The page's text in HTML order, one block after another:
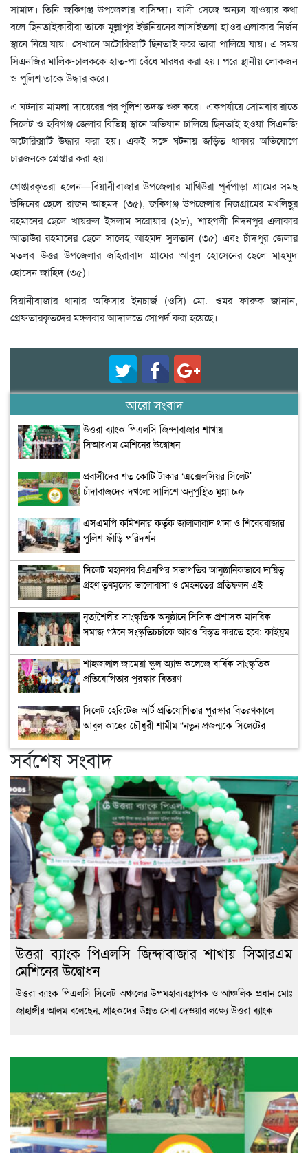
সামাদ। তিনি জকিগঞ্জ উপজেলার বাসিন্দা। যাত্রী সেজে অন্যত্র যাওয়ার কথা
বলে ছিনতাইকারীরা তাকে মুল্লাপুর ইউনিয়নের লাসাইতলা হাওর এলাকার নির্জন
স্থানে নিয়ে যায়। সেখানে অটোরিক্সাটি ছিনতাই করে তারা পালিয়ে যায়। এ সময়
সিএনজির মালিক-চালককে হাত-পা বেঁধে মারধর করা হয়। পরে স্থানীয় লোকজন
ও পুলিশ তাকে উদ্ধার করে।
এ ঘটনায় মামলা দায়েরের পর পুলিশ তদন্ত শুরু করে। একপর্যায়ে সোমবার রাতে
সিলেট ও হবিগঞ্জ জেলার বিভিন্ন স্থানে অভিযান চালিয়ে ছিনতাই হওয়া সিএনজি
অটোরিক্সাটি উদ্ধার করা হয়। একই সঙ্গে ঘটনায় জড়িত থাকার অভিযোগে
চারজনকে গ্রেপ্তার করা হয়।
গ্রেপ্তারকৃতরা হলেন—বিয়ানীবাজার উপজেলার মাথিউরা পূর্বপাড়া গ্রামের সমছ
উদ্দিনের ছেলে রাজন আহমদ (৩৫), জকিগঞ্জ উপজেলার নিজগ্রামের মখলিছুর
রহমানের ছেলে খায়রুল ইসলাম সরোয়ার (২৮), শাহগলী নিদনপুর এলাকার
আতাউর রহমানের ছেলে সালেহ আহমদ সুলতান (৩৫) এবং চাঁদপুর জেলার
মতলব উত্তর উপজেলার জহিরাবাদ গ্রামের আবুল হোসেনের ছেলে মাহমুদ
হোসেন জাহিদ (৩৫)।
বিয়ানীবাজার থানার অফিসার ইনচার্জ (ওসি) মো. ওমর ফারুক জানান,
গ্রেফতারকৃতদের মঙ্গলবার আদালতে সোপর্দ করা হয়েছে।
আরো সংবাদ
উত্তরা ব্যাংক পিএলসি জিন্দাবাজার শাখায়
সিআরএম মেশিনের উদ্বোধন
প্রবাসীদের শত কোটি টাকার ‘এক্সেলসিয়র সিলেট’
চাঁদাবাজদের দখলে: সালিশে অনুপুস্থিত মুন্না চক্র
এসএমপি কমিশনার কর্তৃক জালালাবাদ থানা ও শিবেরবাজার
পুলিশ ফাঁড়ি পরিদর্শন
সিলেট মহানগর বিএনপির সভাপতির আনুষ্ঠানিকভাবে দায়িত্ব
গ্রহণ তৃণমূলের ভালোবাসা ও মেহনতের প্রতিফলন এই
নৃত্যশৈলীর সাংস্কৃতিক অনুষ্ঠানে সিসিক প্রশাসক মানবিক
সমাজ গঠনে সংস্কৃতিচর্চাকে আরও বিস্তৃত করতে হবে: কাইয়ুম
শাহজালাল জামেয়া স্কুল অ্যান্ড কলেজে বার্ষিক সাংস্কৃতিক
প্রতিযোগিতার পুরস্কার বিতরণ
সিলেট হেরিটেজ আর্ট প্রতিযোগিতার পুরস্কার বিতরণকালে
আবুল কাহের চৌধুরী শামীম “নতুন প্রজন্মকে সিলেটের
সর্বশেষ সংবাদ
উত্তরা ব্যাংক পিএলসি জিন্দাবাজার শাখায় সিআরএম
মেশিনের উদ্বোধন
উত্তরা ব্যাংক পিএলসি সিলেট অঞ্চলের উপমহাব্যবস্থাপক ও আঞ্চলিক প্রধান মোঃ
জাহাঙ্গীর আলম বলেছেন, গ্রাহকদের উন্নত সেবা দেওয়ার লক্ষ্যে উত্তরা ব্যাংক